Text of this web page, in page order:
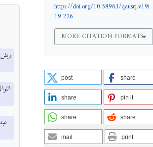
https://doi.org/10.58963/qausrj.v19i
19.226
MORE CITATION FORMATS
post share
share pin it
share share
mail print